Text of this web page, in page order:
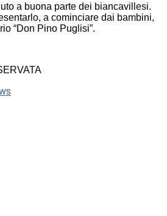
a buona parte dei biancavillesi.
a cominciare dai bambini,
“Don Pino Puglisi”.